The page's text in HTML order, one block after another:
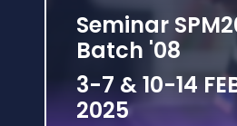
Seminar
Batch '08
3-7 & 10-14
2025